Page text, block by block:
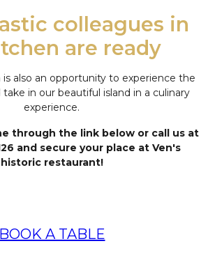
colleagues in
are ready
is also an opportunity to experience the
take in our beautiful island in a culinary
experience.
through the link below or call us at
and secure your place at Ven's
historic restaurant!
BOOK A TABLE